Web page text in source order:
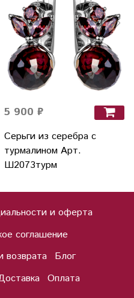
5 900 ₽
Серьги из серебра с
турмалином Арт.
Ш2073турм
и оферта
соглашение
возврата
Блог
Оплата